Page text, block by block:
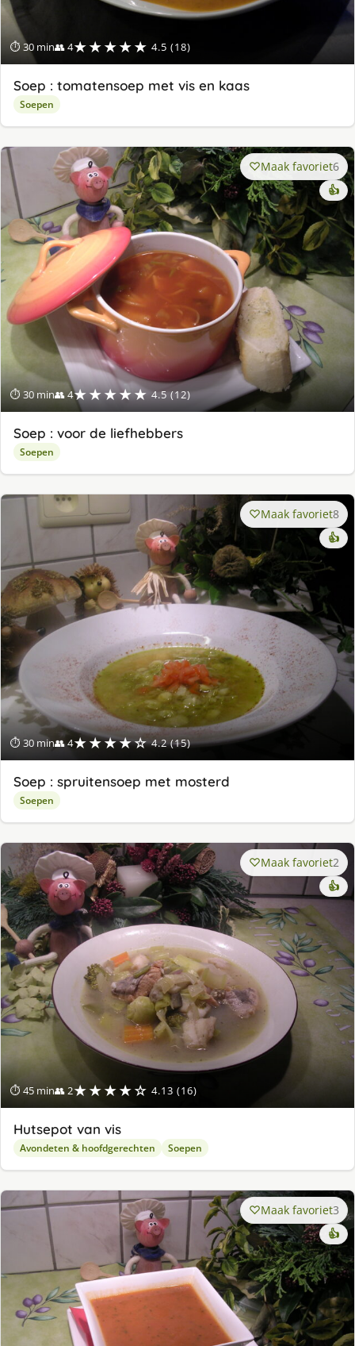
⏱ 30 min👥 4★★★★★ 4.5 (18)
Soep : tomatensoep met vis en kaas
Soepen
⏱ 30 min👥 4★★★★★ 4.5 (12)
Maak favoriet6
👍
Soep : voor de liefhebbers
Soepen
⏱ 30 min👥 4★★★★☆ 4.2 (15)
Maak favoriet8
👍
Soep : spruitensoep met mosterd
Soepen
⏱ 45 min👥 2★★★★☆ 4.13 (16)
Maak favoriet2
👍
Hutsepot van vis
Avondeten & hoofdgerechten Soepen
Maak favoriet3
👍